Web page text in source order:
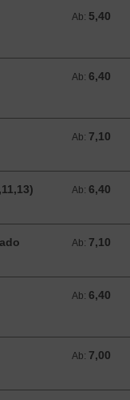
Ab: 5,40
Ab: 5,40 EUR
Ab: 6,40
Ab: 6,40 EUR
Ab: 7,10
Ab: 7,10 EUR
Ab: 6,40
Ab: 6,40 EUR
Ab: 7,10
Ab: 7,10 EUR
Ab: 6,40
Ab: 6,40 EUR
Ab: 7,00
Ab: 7,00 EUR